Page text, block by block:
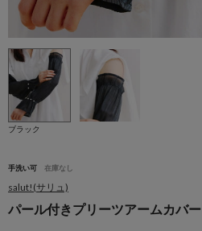
ブラック
手洗い可 在庫なし
salut!(サリュ)
パール付きプリーツアームカバー